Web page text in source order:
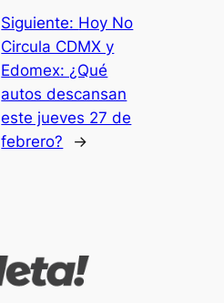
Siguiente: Hoy No
Circula CDMX y
Edomex: ¿Qué
autos descansan
este jueves 27 de
febrero?
→